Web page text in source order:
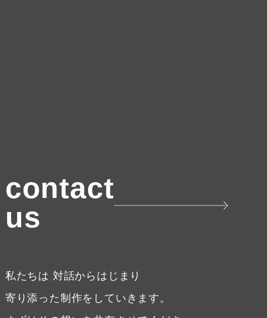
contact
us
私たちは 対話からはじまり
寄り添った制作をしていきます。